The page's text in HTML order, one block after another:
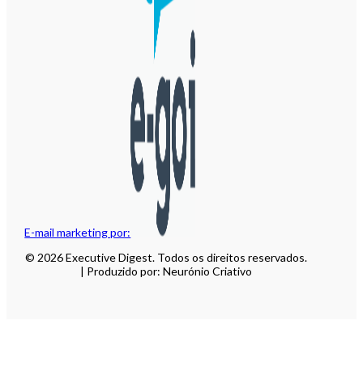
E-mail marketing por:
© 2026 Executive Digest. Todos os direitos reservados.
| Produzido por: Neurónio Criativo